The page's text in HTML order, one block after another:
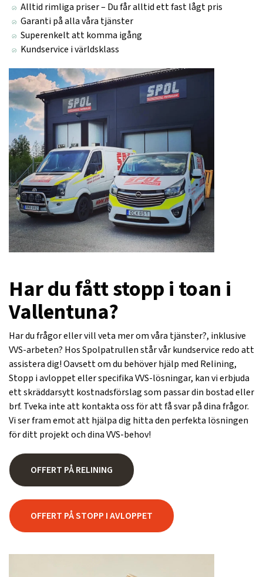
Alltid rimliga priser – Du får alltid ett fast lågt pris
Garanti på alla våra tjänster
Superenkelt att komma igång
Kundservice i världsklass
Har du fått stopp i toan i
Vallentuna?
Har du frågor eller vill veta mer om våra tjänster?, inklusive
VVS-arbeten? Hos Spolpatrullen står vår kundservice redo att
assistera dig! Oavsett om du behöver hjälp med Relining,
Stopp i avloppet eller specifika VVS-lösningar, kan vi erbjuda
ett skräddarsytt kostnadsförslag som passar din bostad eller
brf. Tveka inte att kontakta oss för att få svar på dina frågor.
Vi ser fram emot att hjälpa dig hitta den perfekta lösningen
för ditt projekt och dina VVS-behov!
OFFERT PÅ RELINING
OFFERT PÅ STOPP I AVLOPPET